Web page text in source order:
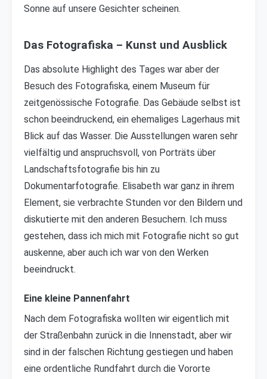
Sonne auf unsere Gesichter scheinen.
Das Fotografiska – Kunst und Ausblick
Das absolute Highlight des Tages war aber der
Besuch des Fotografiska, einem Museum für
zeitgenössische Fotografie. Das Gebäude selbst ist
schon beeindruckend, ein ehemaliges Lagerhaus mit
Blick auf das Wasser. Die Ausstellungen waren sehr
vielfältig und anspruchsvoll, von Porträts über
Landschaftsfotografie bis hin zu
Dokumentarfotografie. Elisabeth war ganz in ihrem
Element, sie verbrachte Stunden vor den Bildern und
diskutierte mit den anderen Besuchern. Ich muss
gestehen, dass ich mich mit Fotografie nicht so gut
auskenne, aber auch ich war von den Werken
beeindruckt.
Eine kleine Pannenfahrt
Nach dem Fotografiska wollten wir eigentlich mit
der Straßenbahn zurück in die Innenstadt, aber wir
sind in der falschen Richtung gestiegen und haben
eine ordentliche Rundfahrt durch die Vororte